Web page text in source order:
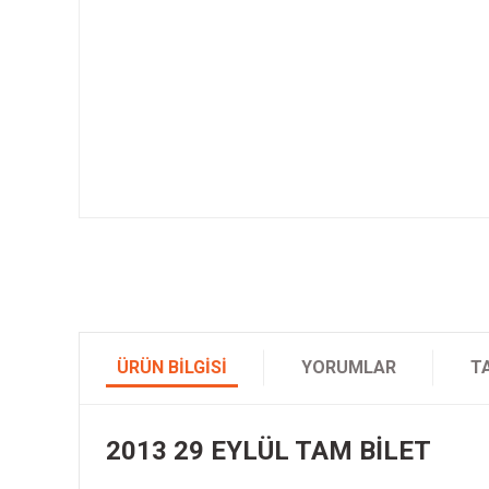
ÜRÜN BILGISI YORUMLAR
2013 29 EYLÜL TAM BİLET